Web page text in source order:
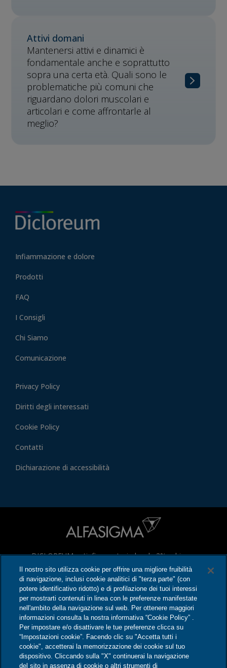
Attivi domani
Mantenersi attivi e dinamici è
fondamentale anche e soprattutto
sopra una certa età. Quali sono le
problematiche più comuni che
riguardano dolori muscolari e
articolari e come affrontarle al
meglio?
Infiammazione e dolore
Prodotti
FAQ
I Consigli
Chi Siamo
Comunicazione
Privacy Policy
Diritti degli interessati
Cookie Policy
Contatti
Dichiarazione di accessibilità
DICLOREUM antinfiammatorio locale 3% schiuma
cutanea, DICLOREUM Actigel, DICLOREUM
antinfiammatorio locale cerotti medicati sono medicinali a
base di Diclofenac e DICLOREUM Unidie cerotti medicati
è un medicinale a base di ibuprofene che possono avere
effetti indesiderati anche gravi. Leggere attentamente il
foglio illustrativo. Aut. Min. del 08/01/2025.
È autorizzato dal Ministero della Salute esclusivamente il
contenuto pubblicitario relativo a Dicloreum
Il nostro sito utilizza cookie per offrire una migliore fruibilità
di navigazione, inclusi cookie analitici di "terza parte" (con
potere identificativo ridotto) e di profilazione dei tuoi interessi
per mostrarti contenuti in linea con le preferenze manifestate
nell'ambito della navigazione sul web. Per ottenere maggiori
informazioni consulta la nostra informativa “Cookie Policy” .
Per impostare e/o disattivare le tue preferenze clicca su
“Impostazioni cookie”. Facendo clic su "Accetta tutti i
cookie", accetterai la memorizzazione dei cookie sul tuo
dispositivo. Cliccando sulla "X" continuerai la navigazione
del sito in assenza di cookie o altri strumenti di